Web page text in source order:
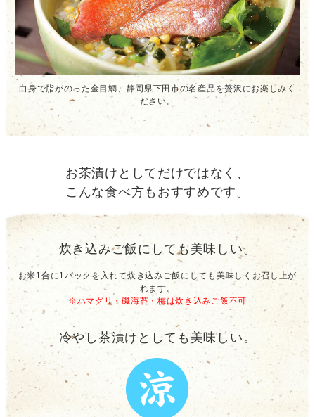
白身で脂がのった金目鯛、静岡県下田市の名産品を贅沢にお楽しみく
ださい。
お茶漬けとしてだけではなく、
こんな食べ方もおすすめです。
炊き込みご飯にしても美味しい。
お米1合に1パックを入れて炊き込みご飯にしても美味しくお召し上が
れます。
※ハマグリ・磯海苔・梅は炊き込みご飯不可
冷やし茶漬けとしても美味しい。